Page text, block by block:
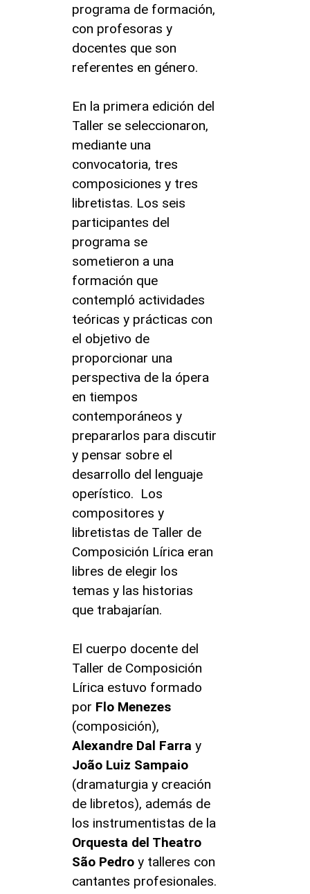
programa de formación,
con profesoras y
docentes que son
referentes en género.
En la primera edición del
Taller se seleccionaron,
mediante una
convocatoria, tres
composiciones y tres
libretistas. Los seis
participantes del
programa se
sometieron a una
formación que
contempló actividades
teóricas y prácticas con
el objetivo de
proporcionar una
perspectiva de la ópera
en tiempos
contemporáneos y
prepararlos para discutir
y pensar sobre el
desarrollo del lenguaje
operístico. Los
compositores y
libretistas de Taller de
Composición Lírica eran
libres de elegir los
temas y las historias
que trabajarían.
El cuerpo docente del
Taller de Composición
Lírica estuvo formado
por Flo Menezes
(composición),
Alexandre Dal Farra y
João Luiz Sampaio
(dramaturgia y creación
de libretos), además de
los instrumentistas de la
Orquesta del Theatro
São Pedro y talleres con
cantantes profesionales.